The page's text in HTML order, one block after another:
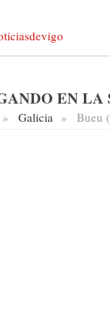
EN LA
» Galicia » Bueu